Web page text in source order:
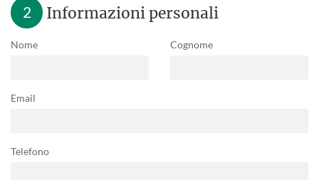
2 Informazioni personali
Nome Cognome
Email
Telefono